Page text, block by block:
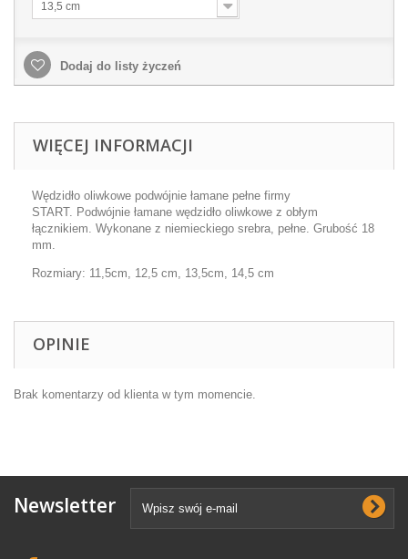
13,5 cm
Dodaj do listy życzeń
WIĘCEJ INFORMACJI
Wędzidło oliwkowe podwójnie łamane pełne firmy
START. Podwójnie łamane wędzidło oliwkowe z obłym
łącznikiem. Wykonane z niemieckiego srebra, pełne. Grubość 18
mm.
Rozmiary: 11,5cm, 12,5 cm, 13,5cm, 14,5 cm
OPINIE
Brak komentarzy od klienta w tym momencie.
Newsletter